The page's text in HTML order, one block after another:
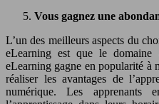
Vous gagnez une
L’un des meilleurs aspects du
eLearning est que le
eLearning gagne en popularité à
réaliser les avantages de
numérique. Les apprenants